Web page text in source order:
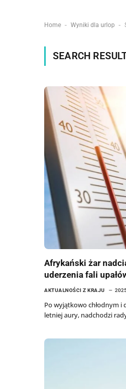
Home - Wyniki dla urlop -
SEARCH
Afrykański żar
uderzenia fali
AKTUALNOŚCI Z KRAJU
Po wyjątkowo chłodnym i
letniej aury, nadchodzi